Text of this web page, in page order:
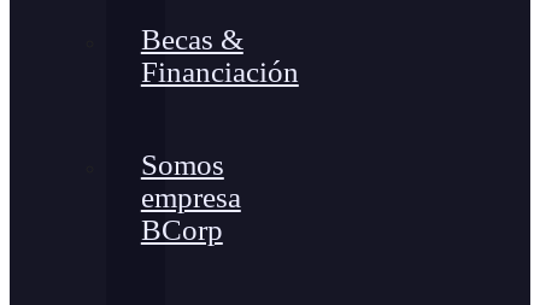
Becas &
Financiación
Somos
empresa
BCorp